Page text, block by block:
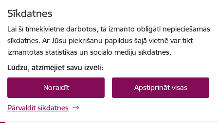
Sīkdatnes
Lai šī tīmekļvietne darbotos, tā izmanto obligāti nepieciešamās
sīkdatnes. Ar Jūsu piekrišanu papildus šajā vietnē var tikt
izmantotas statistikas un sociālo mediju sīkdatnes.
Lūdzu, atzīmējiet savu izvēli:
Noraidīt Apstiprināt visas
Pārvaldīt sīkdatnes